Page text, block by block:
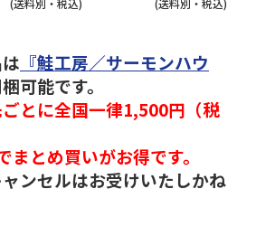
(送料別・税込) (送料別・税込)
『鮭工房／サーモンハウ
可能です。
とに全国一律1,500円（税
とめ買いがお得です。
ンセルはお受けいたしかね